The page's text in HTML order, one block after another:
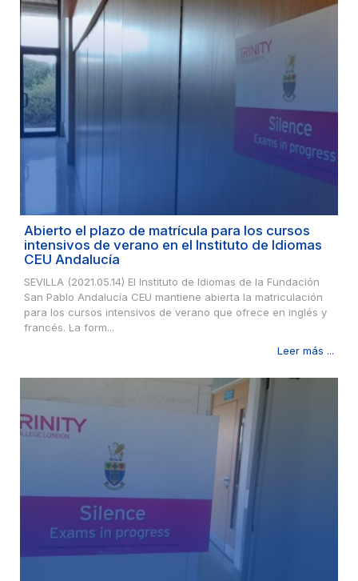
Abierto el plazo de matrícula para los cursos
intensivos de verano en el Instituto de Idiomas
CEU Andalucía
SEVILLA (2021.05.14) El Instituto de Idiomas de la Fundación
San Pablo Andalucía CEU mantiene abierta la matriculación
para los cursos intensivos de verano que ofrece en inglés y
francés. La form...
Leer más ...